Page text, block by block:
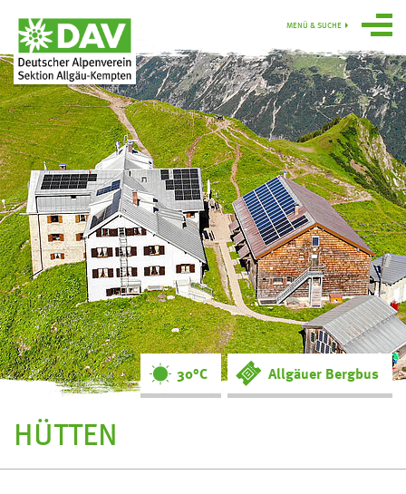
Über uns
Programm
Gruppen
Hütten
swoboda alpin
Service
Ortsgruppe
Obergünzburg
MENÜ & SUCHE
HÜTTEN
30°C Allgäuer Bergbus